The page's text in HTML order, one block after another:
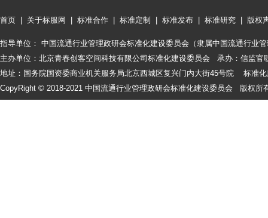
首页 关于标服网 标准合作 标准定制 标准发布 标准研究 版权
指导单位： 中国流通行业管理政研会标准化建设委员会（隶属中国流通行业
主办单位：北京青春创客空间科技有限公司标准化建设委员会 承办：信监
地址：国务院国资委商业机关服务局北京西城区复兴门内大街45号院 标准化
CopyRight © 2018-2021 中国流通行业管理政研会标准化建设委员会 版